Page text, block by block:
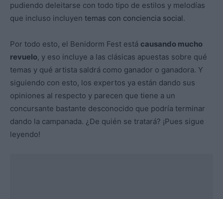
pudiendo deleitarse con todo tipo de estilos y melodías
que incluso incluyen temas con conciencia social.
Por todo esto, el Benidorm Fest está causando mucho
revuelo, y eso incluye a las clásicas apuestas sobre qué
temas y qué artista saldrá como ganador o ganadora. Y
siguiendo con esto, los expertos ya están dando sus
opiniones al respecto y parecen que tiene a un
concursante bastante desconocido que podría terminar
dando la campanada. ¿De quién se tratará? ¡Pues sigue
leyendo!